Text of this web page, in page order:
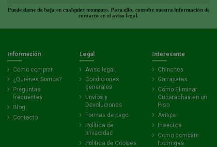
Puede darse de baja en cualquier momento. Para ello, consulte nuestra información de
contacto en el aviso legal.
Información
Cómo comprar
¿Quiénes Somos?
Preguntas
frecuentes
Blog
Contacto
Legal
Aviso legal
Condiciones
generales
Envíos y
Devoluciones
Formas de pago
Política de
privacidad
Politica de Cookies
Interesante
Chinches
Garrapatas
Como Eliminar
Cucarachas en un
Piso
Avispa
Insectos
Como combatir
Hormigas